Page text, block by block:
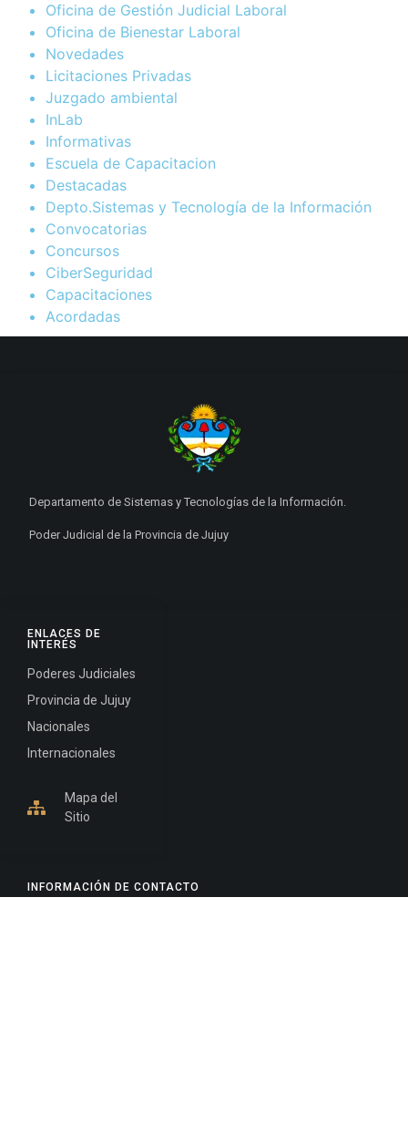
Oficina de Gestión Judicial Laboral
Oficina de Bienestar Laboral
Novedades
Licitaciones Privadas
Juzgado ambiental
InLab
Informativas
Escuela de Capacitacion
Destacadas
Depto.Sistemas y Tecnología de la Información
Convocatorias
Concursos
CiberSeguridad
Capacitaciones
Acordadas
INFORMACIÓN DE CONTACTO
ENLACES DE
INTERÉS
Poderes Judiciales
Provincia de Jujuy
Nacionales
Internacionales
Mapa del
Sitio
Departamento de Sistemas y Tecnologías de la Información.
Poder Judicial de la Provincia de Jujuy